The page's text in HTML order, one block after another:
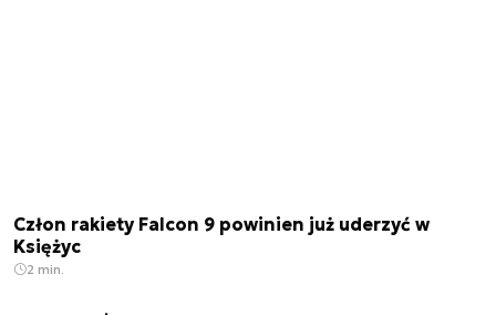
Człon rakiety Falcon 9 powinien już uderzyć w
Księżyc
2 min.